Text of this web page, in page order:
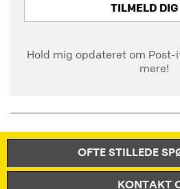
TILMELD
Hold mig opdateret om
mere!
OFTE STILLEDE
KONTAKT